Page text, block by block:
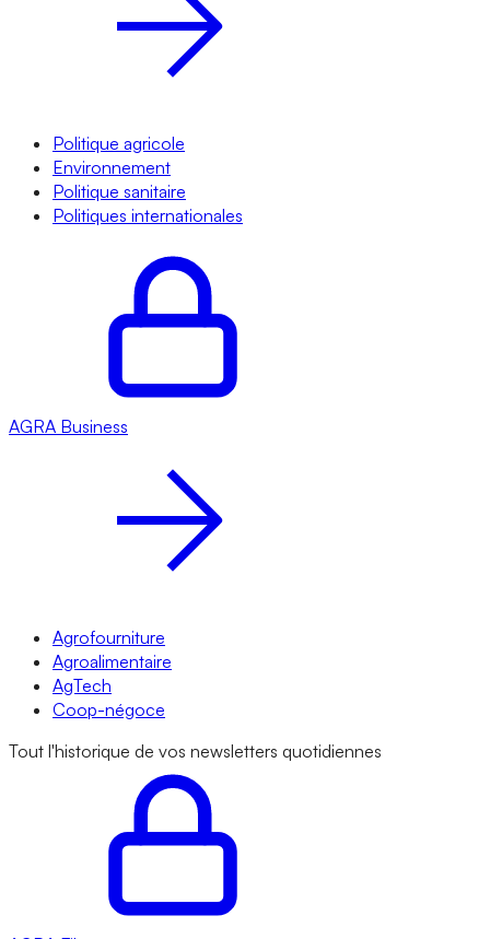
Politique agricole
Environnement
Politique sanitaire
Politiques internationales
AGRA Business
Agrofourniture
Agroalimentaire
AgTech
Coop-négoce
Tout l'historique de vos newsletters quotidiennes